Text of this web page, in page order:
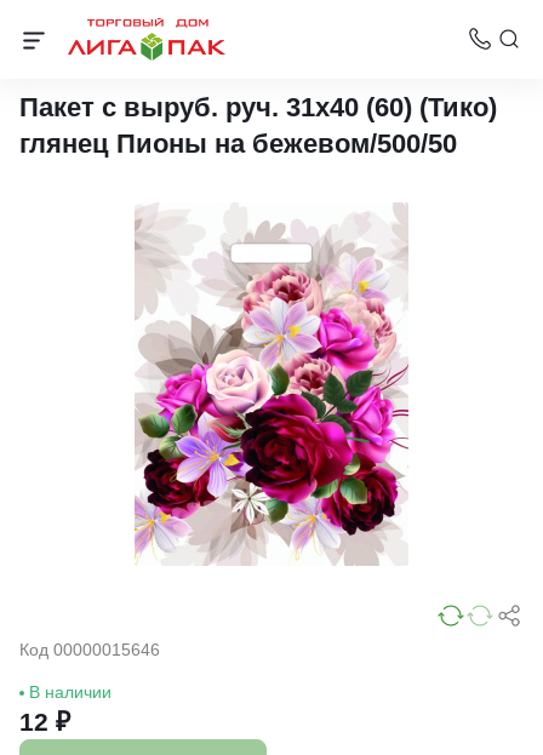
Пакеты с вырубной ручкой ТИКО-Пластик
Пакет с выруб. руч. 31х40 (60) (Тико)
глянец Пионы на бежевом/500/50
Код 00000015646
В наличии
12 ₽